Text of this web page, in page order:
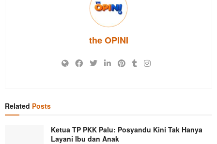
the OPINI
Related Posts
Ketua TP PKK Palu: Posyandu Kini Tak Hanya
Layani Ibu dan Anak